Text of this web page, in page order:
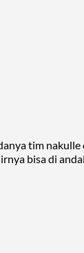
tim nakulle
bisa di